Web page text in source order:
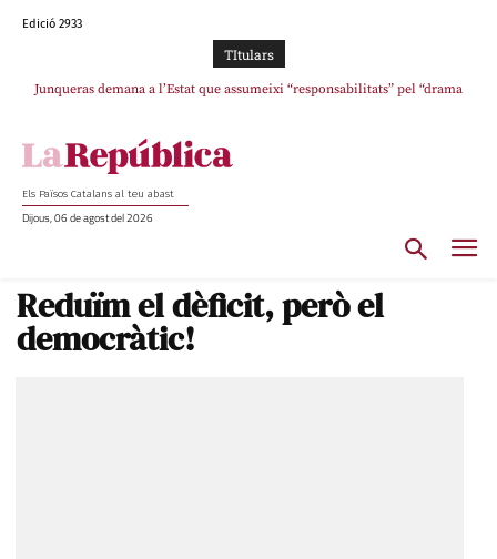
Edició 2933
TItulars
Junqueras demana a l’Estat que assumeixi “responsabilitats” pel “drama
L’abandonament de les seleccions catalanes per part de la UFEC
Els Països Catalans al teu abast
Dijous, 06 de agost del 2026
Reduïm el dèficit, però el
democràtic!